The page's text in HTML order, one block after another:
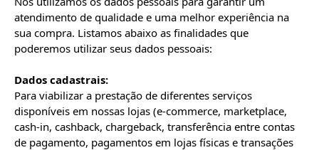
atendimento de qualidade e uma melhor experiência na
sua compra. Listamos abaixo as finalidades que
poderemos utilizar seus dados pessoais:
Dados cadastrais:
Para viabilizar a prestação de diferentes serviços
disponíveis em nossas lojas (e-commerce, marketplace,
cash-in, cashback, chargeback, transferência entre contas
de pagamento, pagamentos em lojas físicas e transações